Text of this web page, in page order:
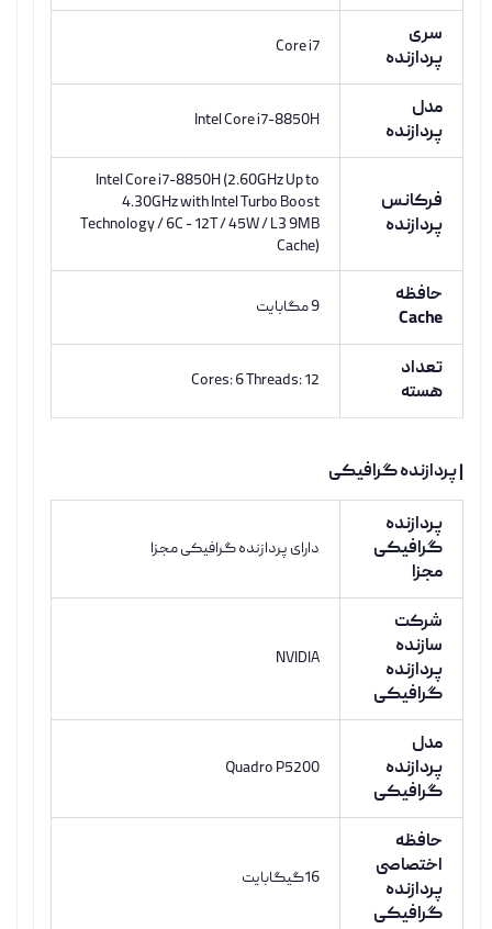
سری
پردازنده
Core i7
مدل
پردازنده
Intel Core i7-8850H
فرکانس
پردازنده
Intel Core i7-8850H (2.60GHz Up to
4.30GHz with Intel Turbo Boost
Technology / 6C - 12T / 45W / L3 9MB
Cache)
حافظه
Cache
9 مگابایت
تعداد
هسته
Cores: 6 Threads: 12
| پردازنده گرافیکی
پردازنده
گرافیکی
مجزا
دارای پردازنده گرافیکی مجزا
شرکت
سازنده
پردازنده
گرافیکی
NVIDIA
مدل
پردازنده
گرافیکی
Quadro P5200
حافظه
اختصاصی
پردازنده
گرافیکی
16گیگابایت